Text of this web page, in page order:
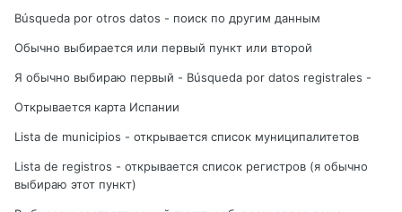
Búsqueda por otros datos - поиск по другим данным
Обычно выбирается или первый пункт или второй
Я обычно выбираю первый - Búsqueda por datos registrales -
Открывается карта Испании
Lista de municipios - открывается список муниципалитетов
Lista de registros - открывается список регистров (я обычно
выбираю этот пункт)